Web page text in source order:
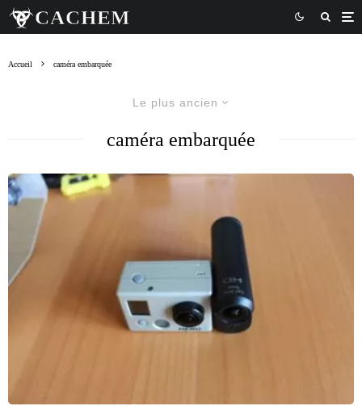
Accueil caméra embarquée
Le plus ancien
caméra embarquée